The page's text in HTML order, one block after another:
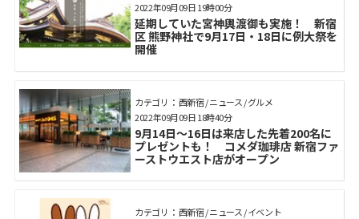
延期していた宮神輿渡御も実施！ 新宿
区 熊野神社で9月17日・18日に例大祭を
開催
2022年09月09日 19時00分
カテゴリ： 西新宿 / ニュース / グルメ
9月14日～16日は来店した先着200名に
プレゼントも！ コメダ珈琲店 新宿ファ
ーストウエスト店がオープン
2022年09月09日 18時40分
カテゴリ： 西新宿 / ニュース / イベント